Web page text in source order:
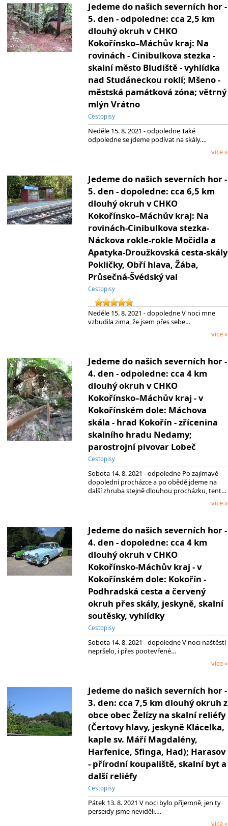
Jedeme do našich severních hor -
5. den - odpoledne: cca 2,5 km
dlouhý okruh v CHKO
Kokořínsko–Máchův kraj: Na
rovinách - Cinibulkova stezka -
skalní město Bludiště - vyhlídka
nad Studáneckou roklí; Mšeno -
městská památková zóna; větrný
mlýn Vrátno
Cestopisy
Neděle 15. 8. 2021 - odpoledne Také
odpoledne se jdeme podívat na skály.…
více »
Jedeme do našich severních hor -
5. den - dopoledne: cca 6,5 km
dlouhý okruh v CHKO
Kokořínsko–Máchův kraj: Na
rovinách-Cinibulkova stezka-
Náckova rokle-rokle Močidla a
Apatyka-Droužkovská cesta-skály
Pokličky, Obří hlava, Žába,
Průsečná-Švédský val
Cestopisy
Neděle 15. 8. 2021 - dopoledne V noci mne
vzbudila zima, že jsem přes sebe…
více »
Jedeme do našich severních hor -
4. den - odpoledne: cca 4 km
dlouhý okruh v CHKO
Kokořínsko–Máchův kraj - v
Kokořínském dole: Máchova
skála - hrad Kokořín - zřícenina
skalního hradu Nedamy;
parostrojní pivovar Lobeč
Cestopisy
Sobota 14. 8. 2021 - odpoledne Po zajímavé
dopolední procházce a po obědě jdeme na
další zhruba stejně dlouhou procházku, tent…
více »
Jedeme do našich severních hor -
4. den - dopoledne: cca 4 km
dlouhý okruh v CHKO
Kokořínsko-Máchův kraj - v
Kokořínském dole: Kokořín -
Podhradská cesta a červený
okruh přes skály, jeskyně, skalní
soutěsky, vyhlídky
Cestopisy
Sobota 14. 8. 2021 - dopoledne V noci naštěstí
nepršelo, i přes pootevřené…
více »
Jedeme do našich severních hor -
3. den: cca 7,5 km dlouhý okruh z
obce obec Želízy na skalní reliéfy
(Čertovy hlavy, jeskyně Klácelka,
kaple sv. Máří Magdalény,
Harfenice, Sfinga, Had); Harasov
- přírodní koupaliště, skalní byt a
další reliéfy
Cestopisy
Pátek 13. 8. 2021 V noci bylo příjemně, jen ty
perseidy jsme neviděli.…
více »